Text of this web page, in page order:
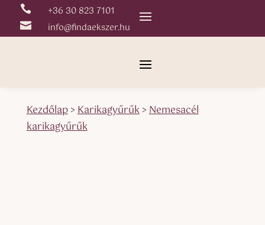
 +36 30 823 7101
 info@findaekszer.hu
Kezdőlap>Karikagyűrűk>Nemesacél
karikagyűrűk